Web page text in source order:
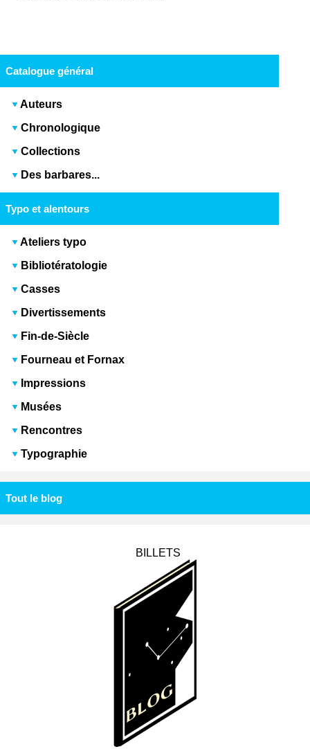
Catalogue général
Auteurs
Chronologique
Collections
Des barbares...
Typo et alentours
Ateliers typo
Bibliotératologie
Casses
Divertissements
Fin-de-Siècle
Fourneau et Fornax
Impressions
Musées
Rencontres
Typographie
Tout le blog
BILLETS